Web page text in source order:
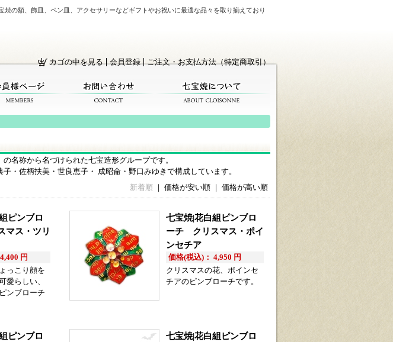
の額、飾皿、ペン皿、アクセサリーなどギフトやお祝いに最適な品々を取り揃えており
カゴの中を見る 会員登録 ご注文・お支払方法（特定商取引）
名称から名づけられた七宝造形グループです。
・佐柄扶美・世良恵子・ 成昭侖・野口みゆきで構成しています。
新着順 価格が安い順 価格が高い順
ピンブロ
ス・ツリ
円
っこり顔を
愛らしい、
ンブローチ
七宝焼|花白組ピンブロ
ーチ クリスマス・ポイ
ンセチア
価格(税込)： 4,950 円
クリスマスの花、ポインセ
チアのピンブローチです。
ピンブロ
七宝焼|花白組ピンブロ